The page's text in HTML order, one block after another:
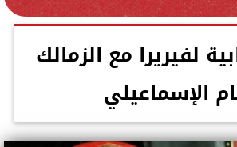
لفيريرا مع الزمالك
الإسماعيلي